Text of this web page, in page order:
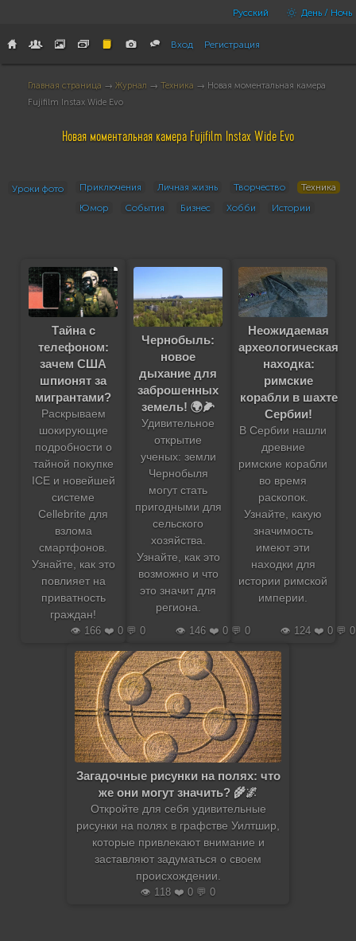
Русский День / Ночь
Вход Регистрация
Главная страница → Журнал → Техника → Новая моментальная камера
Fujifilm Instax Wide Evo
Новая моментальная камера Fujifilm Instax Wide Evo
Уроки фото Приключения Личная жизнь Творчество
Техника
Юмор
События Бизнес Хобби Истории
Тайна с
телефоном:
зачем США
шпионят за
мигрантами?
Раскрываем
шокирующие
подробности о
тайной покупке
ICE и новейшей
системе
Cellebrite для
взлома
смартфонов.
Узнайте, как это
повлияет на
приватность
граждан!
👁️ 166 ❤️ 0 💬 0
Чернобыль:
новое
дыхание для
заброшенных
земель! 🌍🌽
Удивительное
открытие
ученых: земли
Чернобыля
могут стать
пригодными для
сельского
хозяйства.
Узнайте, как это
возможно и что
это значит для
региона.
👁️ 146 ❤️ 0 💬 0
Неожидаемая
археологическая
находка:
римские
корабли в шахте
Сербии!
В Сербии нашли
древние
римские корабли
во время
раскопок.
Узнайте, какую
значимость
имеют эти
находки для
истории римской
империи.
👁️ 124 ❤️ 0 💬 0
Загадочные рисунки на полях: что
же они могут значить? 🌾🌌
Откройте для себя удивительные
рисунки на полях в графстве Уилтшир,
которые привлекают внимание и
заставляют задуматься о своем
происхождении.
👁️ 118 ❤️ 0 💬 0